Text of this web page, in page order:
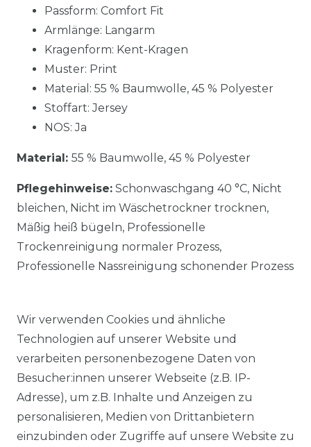
Passform: Comfort Fit
Armlänge: Langarm
Kragenform: Kent-Kragen
Muster: Print
Material: 55 % Baumwolle, 45 % Polyester
Stoffart: Jersey
NOS: Ja
Material: 55 % Baumwolle, 45 % Polyester
Pflegehinweise: Schonwaschgang 40 °C, Nicht
bleichen, Nicht im Wäschetrockner trocknen,
Mäßig heiß bügeln, Professionelle
Trockenreinigung normaler Prozess,
Professionelle Nassreinigung schonender Prozess
Ähnlicher Artikel
Venti - Modern Fit - Herren
Langarm Business Hemd
Wir verwenden Cookies und ähnliche
Technologien auf unserer Website und
verarbeiten personenbezogene Daten von
Besucher:innen unserer Webseite (z.B. IP-
Adresse), um z.B. Inhalte und Anzeigen zu
personalisieren, Medien von Drittanbietern
einzubinden oder Zugriffe auf unsere Website zu